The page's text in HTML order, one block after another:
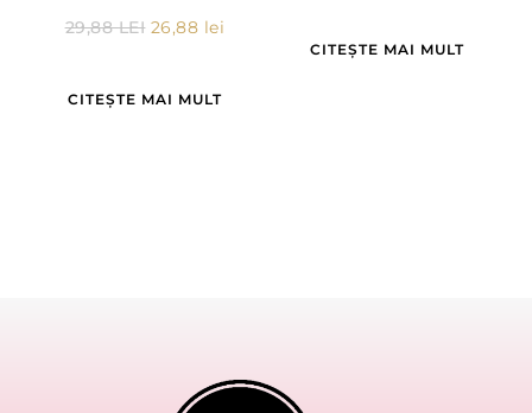
29,88LEI 26,88 lei
CITEȘTE MAI MULT
CITEȘTE MAI MULT